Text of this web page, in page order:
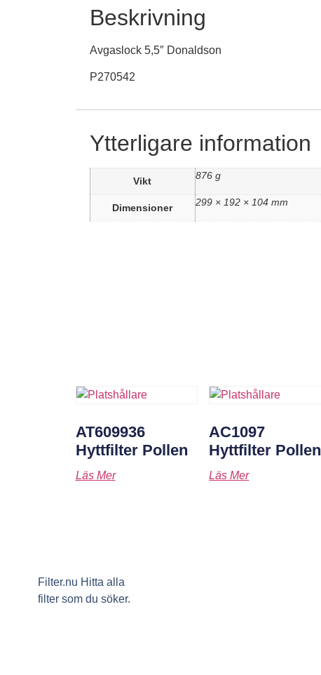
Beskrivning
Avgaslock 5,5″ Donaldson
P270542
Ytterligare information
Vikt 876 g
Dimensioner 299 × 192 × 104 mm
AT609936
Hyttfilter Pollen
Läs Mer
AC1097
Hyttfilter Pollen
Läs Mer
Filter.nu Hitta alla
filter som du söker.